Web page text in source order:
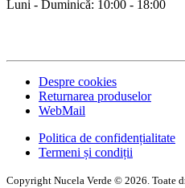
Luni - Duminică: 10:00 - 18:00
Despre cookies
Returnarea produselor
WebMail
Politica de confidențialitate
Termeni și condiții
Copyright Nucela Verde © 2026. Toate